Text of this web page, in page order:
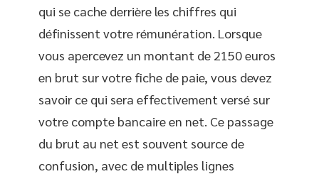
qui se cache derrière les chiffres qui
définissent votre rémunération. Lorsque
vous apercevez un montant de 2150 euros
en brut sur votre fiche de paie, vous devez
savoir ce qui sera effectivement versé sur
votre compte bancaire en net. Ce passage
du brut au net est souvent source de
confusion, avec de multiples lignes